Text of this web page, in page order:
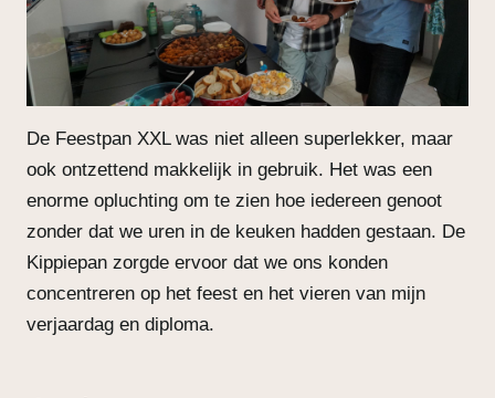
De Feestpan XXL was niet alleen superlekker, maar
ook ontzettend makkelijk in gebruik. Het was een
enorme opluchting om te zien hoe iedereen genoot
zonder dat we uren in de keuken hadden gestaan. De
Kippiepan zorgde ervoor dat we ons konden
concentreren op het feest en het vieren van mijn
verjaardag en diploma.